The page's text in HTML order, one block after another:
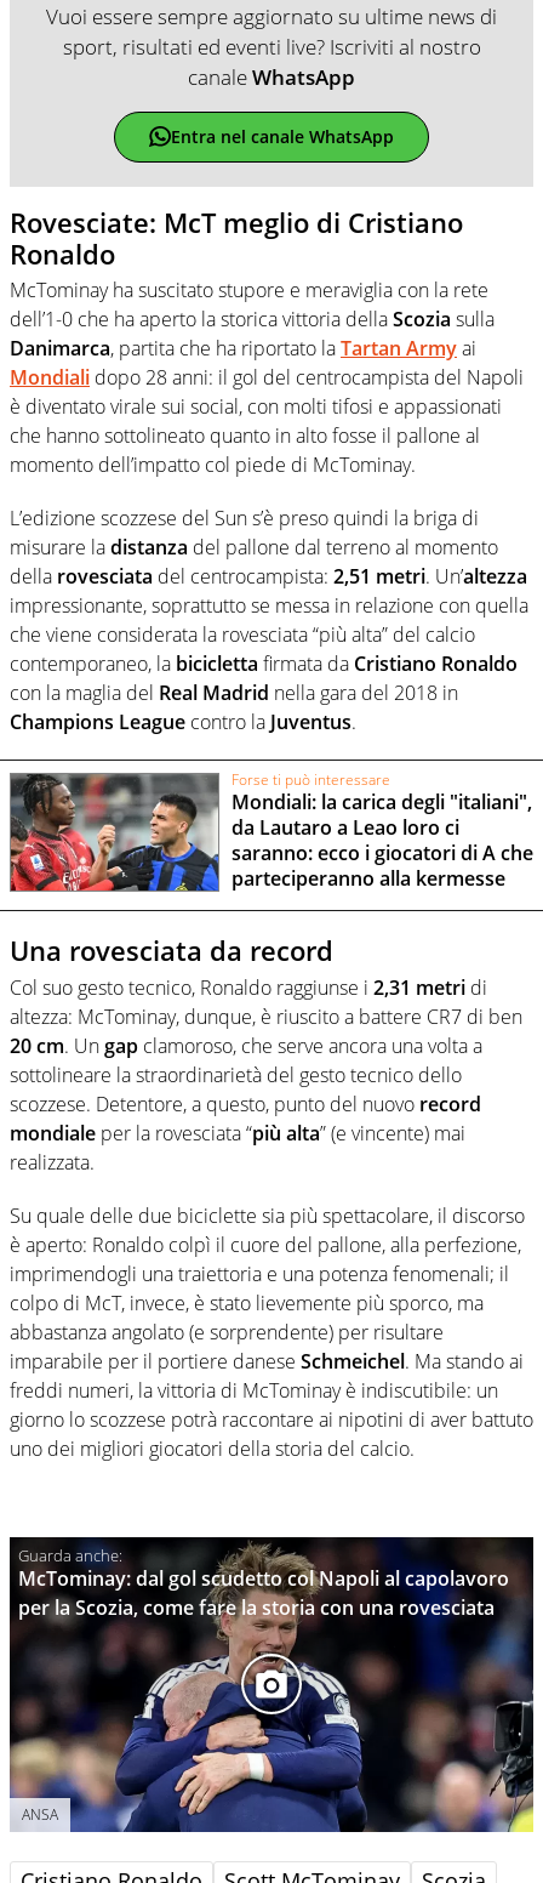
Vuoi essere sempre aggiornato su ultime news di
sport, risultati ed eventi live? Iscriviti al nostro
canaleWhatsApp
Entra nel canale WhatsApp
Rovesciate: McT meglio di Cristiano
Ronaldo
McTominay ha suscitato stupore e meraviglia con la rete
dell’1-0 che ha aperto la storica vittoria dellaScozia sulla
Danimarca, partita che ha riportato laTartan Armyai
Mondiali dopo 28 anni: il gol del centrocampista del Napoli
è diventato virale sui social, con molti tifosi e appassionati
che hanno sottolineato quanto in alto fosse il pallone al
momento dell’impatto col piede di McTominay.
L’edizione scozzese del Sun s’è preso quindi la briga di
misurare ladistanza del pallone dal terreno al momento
della rovesciata del centrocampista: 2,51 metri. Un’altezza
impressionante, soprattutto se messa in relazione con quella
che viene considerata la rovesciata “più alta” del calcio
contemporaneo, la bicicletta firmata da Cristiano Ronaldo
con la maglia del Real Madrid nella gara del 2018 in
Champions League contro la Juventus.
Forse ti può interessare
Mondiali: la carica degli "italiani",
da Lautaro a Leao loro ci
saranno: ecco i giocatori di A che
parteciperanno alla kermesse
Una rovesciata da record
Col suo gesto tecnico, Ronaldo raggiunse i 2,31 metri di
altezza: McTominay, dunque, è riuscito a battere CR7 di ben
20 cm. Ungap clamoroso, che serve ancora una volta a
sottolineare la straordinarietà del gesto tecnico dello
scozzese. Detentore, a questo, punto del nuovo record
mondiale per la rovesciata “più alta” (e vincente) mai
realizzata.
Su quale delle due biciclette sia più spettacolare, il discorso
è aperto: Ronaldo colpì il cuore del pallone, alla perfezione,
imprimendogli una traiettoria e una potenza fenomenali; il
colpo di McT, invece, è stato lievemente più sporco, ma
abbastanza angolato (e sorprendente) per risultare
imparabile per il portiere danese Schmeichel. Ma stando ai
freddi numeri, la vittoria di McTominay è indiscutibile: un
giorno lo scozzese potrà raccontare ai nipotini di aver battuto
uno dei migliori giocatori della storia del calcio.
McTominay: dal gol scudetto col Napoli al capolavoro
per la Scozia, come fare la storia con una rovesciata
ANSA